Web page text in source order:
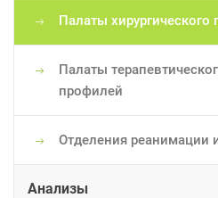
Палаты хирургического
Палаты
профилей
Отделения реанимации
Анализы